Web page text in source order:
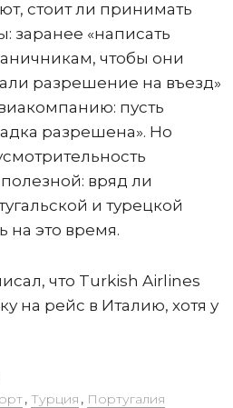
стоит ли принимать
заранее «написать
чтобы они
разрешение на въезд»
пусть
разрешена». Но
вряд ли
и турецкой
на это время.
что Turkish Airlines
на рейс в Италию, хотя у
, Турция , Португалия